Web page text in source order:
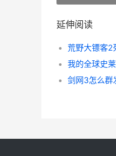
延伸阅读
荒野大镖客2
我的全球史
剑网3怎么群